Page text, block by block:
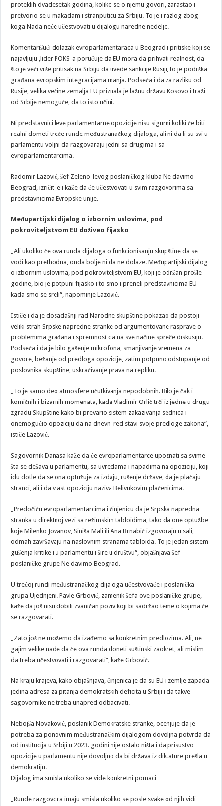
proteklih dvadesetak godina, koliko se o njemu govori, zarastao i
pretvorio se u makadam i stranputicu za Srbiju. To je i razlog zbog
koga Nada neće učestvovati u dijalogu naredne nedelje.
Komentarišući dolazak evroparlamentaraca u Beograd i pritiske koji se
najavljuju ,lider POKS-a poručuje da EU mora da prihvati realnost, da
što je veći vrše pritisak na Srbiju da uvede sankcije Rusiji, to je podrška
građana evropskim integracijama manja. Podseća i da za razliku od
Rusije, velika većine zemalja EU priznala je lažnu državu Kosovo i traži
od Srbije nemoguće, da to isto učini.
Ni predstavnici leve parlamentarne opozicije nisu sigurni koliki će biti
realni dometi treće runde međustranačkog dijaloga, ali ni da li su svi u
parlamentu voljni da razgovaraju jedni sa drugima i sa
evroparlamentarcima.
Radomir Lazović, šef Zeleno-levog poslaničkog kluba Ne davimo
Beograd, izričit je i kaže da će učestvovati u svim razgovorima sa
predstavnicima Evropske unije.
Međupartijski dijalog o izbornim uslovima, pod
pokroviteljstvom EU doživeo fijasko
„Ali ukoliko će ova runda dijaloga o funkcionisanju skupštine da se
vodi kao prethodna, onda bolje ni da ne dolaze. Međupartijski dijalog
o izbornim uslovima, pod pokroviteljstvom EU, koji je održan prošle
godine, bio je potpuni fijasko i to smo i preneli predstavnicima EU
kada smo se sreli“, napominje Lazović.
Ističe i da je dosadašnji rad Narodne skupštine pokazao da postoji
veliki strah Srpske napredne stranke od argumentovane rasprave o
problemima građana i spremnost da na sve načine spreče diskusiju.
Podseća i da je bilo gašenje mikrofona, smanjivanje vremena za
govore, bežanje od predloga opozicije, zatim potpuno odstupanje od
poslovnika skupštine, uskraćivanje prava na repliku.
„To je samo deo atmosfere ućutkivanja nepodobnih. Bilo je čak i
komičnih i bizarnih momenata, kada Vladimir Orlić trči iz jedne u drugu
zgradu Skupštine kako bi prevario sistem zakazivanja sednica i
onemogućio opoziciju da na dnevni red stavi svoje predloge zakona“,
ističe Lazović.
Sagovornik Danasa kaže da će evroparlamentarce upoznati sa svime
šta se dešava u parlamentu, sa uvredama i napadima na opoziciju, koji
idu dotle da se ona optužuje za izdaju, rušenje države, da je plaćaju
stranci, ali i da vlast opoziciju naziva Belivukovim plaćenicima.
„Predočiću evroparlamentarcima i činjenicu da je Srpska napredna
stranka u direktnoj vezi sa režimskim tabloidima, tako da one optužbe
koje Milenko Jovanov, Siniša Mali ili Ana Brnabić izgovoraju u sali,
odmah završavaju na naslovnim stranama tabloida. To je jedan sistem
gušenja kritike i u parlamentu i šire u društvu“, objašnjava šef
poslaničke grupe Ne davimo Beograd.
U trećoj rundi međustranačkog dijaloga učestvovaće i poslanička
grupa Ujednjeni. Pavle Grbović, zamenik šefa ove poslaničke grupe,
kaže da još nisu dobili zvaničan poziv koji bi sadržao teme o kojima će
se razgovarati.
„Zato još ne možemo da izađemo sa konkretnim predlozima. Ali, ne
gajim velike nade da će ova runda doneti suštinski zaokret, ali mislim
da treba učestvovati i razgovarati“, kaže Grbović.
Na kraju krajeva, kako objašnjava, činjenica je da su EU i zemlje zapada
jedina adresa za pitanja demokratskih deficita u Srbiji i da takve
sagovornike ne treba unapred odbacivati.
Nebojša Novaković, poslanik Demokratske stranke, ocenjuje da je
potreba za ponovnim međustranačkim dijalogom dovoljna potvrda da
od institucija u Srbiji u 2023. godini nije ostalo ništa i da prisustvo
opozicije u parlamentu nije dovoljno da bi država iz diktature prešla u
demokratiju.
Dijalog ima smisla ukoliko se vide konkretni pomaci
„Runde razgovora imaju smisla ukoliko se posle svake od njih vidi